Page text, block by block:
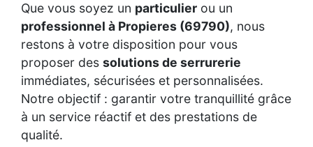
Que vous soyez un particulier ou un
professionnel à Propieres (69790), nous
restons à votre disposition pour vous
proposer des solutions de serrurerie
immédiates, sécurisées et personnalisées.
Notre objectif : garantir votre tranquillité grâce
à un service réactif et des prestations de
qualité.